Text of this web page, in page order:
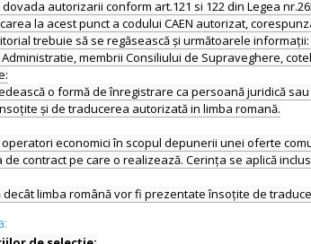
autorizarii conform art.121 si 122 din Legea
la acest punct a codului CAEN autorizat,
trebuie să se regăsească și următoarele
membrii Consiliului de Supraveghere,
o formă de înregistrare ca persoană juridică
și de traducerea autorizată in limba romană.
operatori economici în scopul depunerii unei oferte
contract pe care o realizează. Cerința se aplică